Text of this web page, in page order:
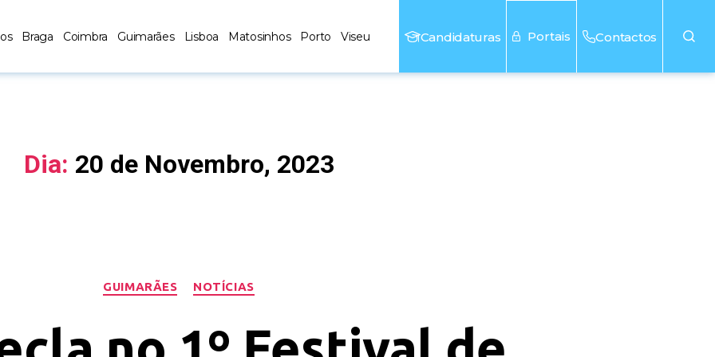
Braga Coimbra Guimarães Lisboa Matosinhos Porto Viseu Candidaturas Portais Contactos
Dia: 20 de Novembro, 2023
GUIMARÃES NOTÍCIAS